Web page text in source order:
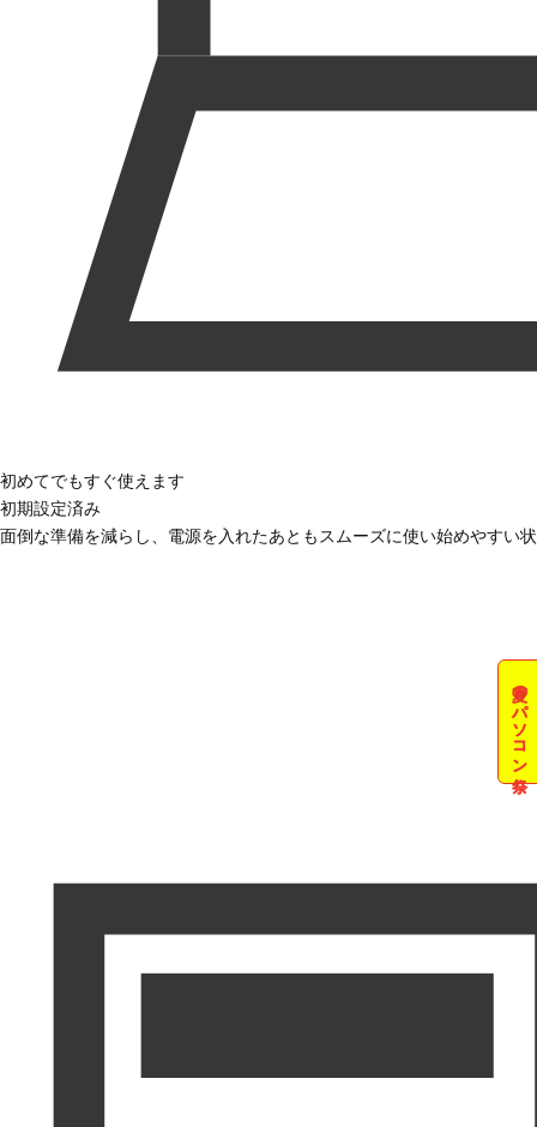
夏のパソコン祭
初めてでもすぐ使えます
初期設定済み
面倒な準備を減らし、電源を入れたあともスムーズに使い始めやすい